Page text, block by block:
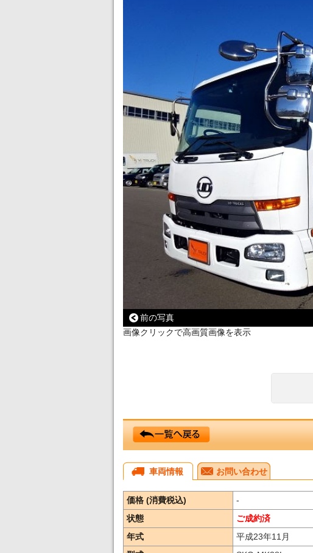
前の写真
画像クリックで高画質画像を表示
車両情報 お問い合わせ
価格 (消費税込)
-
状態
ご成約済
年式
平成23年11月